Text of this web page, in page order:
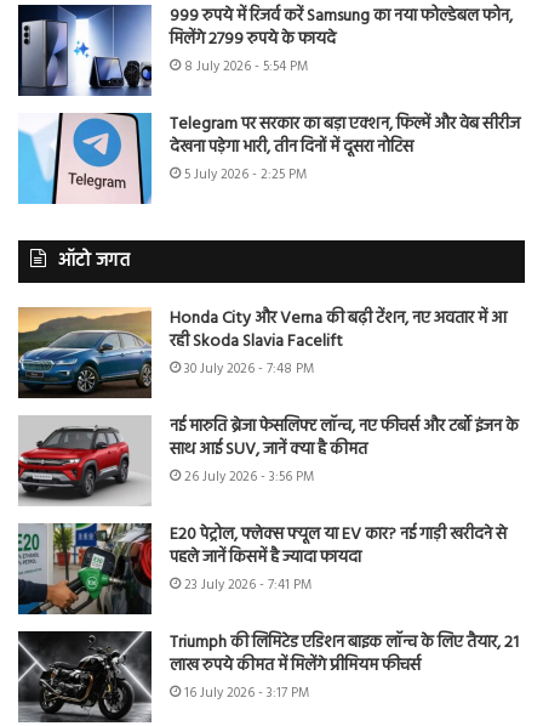
999 रुपये में रिजर्व करें Samsung का नया फोल्डेबल फोन,
मिलेंगे 2799 रुपये के फायदे
8 July 2026 - 5:54 PM
Telegram पर सरकार का बड़ा एक्शन, फिल्में और वेब सीरीज
देखना पड़ेगा भारी, तीन दिनों में दूसरा नोटिस
5 July 2026 - 2:25 PM
ऑटो जगत
Honda City और Verna की बढ़ी टेंशन, नए अवतार में आ
रही Skoda Slavia Facelift
30 July 2026 - 7:48 PM
नई मारुति ब्रेजा फेसलिफ्ट लॉन्च, नए फीचर्स और टर्बो इंजन के
साथ आई SUV, जानें क्या है कीमत
26 July 2026 - 3:56 PM
E20 पेट्रोल, फ्लेक्स फ्यूल या EV कार? नई गाड़ी खरीदने से
पहले जानें किसमें है ज्यादा फायदा
23 July 2026 - 7:41 PM
Triumph की लिमिटेड एडिशन बाइक लॉन्च के लिए तैयार, 21
लाख रुपये कीमत में मिलेंगे प्रीमियम फीचर्स
16 July 2026 - 3:17 PM